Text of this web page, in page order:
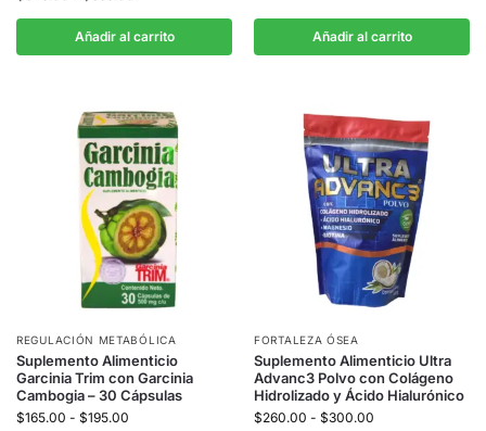
Añadir al carrito Añadir al carrito
REGULACIÓN METABÓLICA
Suplemento Alimenticio
Garcinia Trim con Garcinia
Cambogia – 30 Cápsulas
$165.00 - $195.00
FORTALEZA ÓSEA
Suplemento Alimenticio Ultra
Advanc3 Polvo con Colágeno
Hidrolizado y Ácido Hialurónico
$260.00 - $300.00